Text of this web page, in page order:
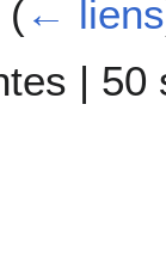
(← liens
| 50